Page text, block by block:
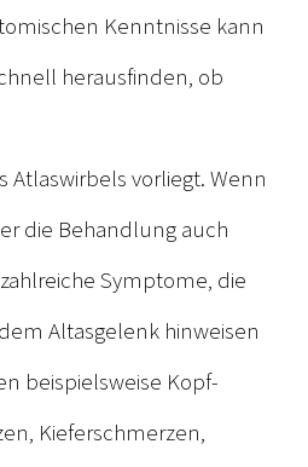
Kenntnisse kann
herausfinden, ob
vorliegt. Wenn
die Behandlung auch
Symptome, die
Altasgelenk hinweisen
beispielsweise Kopf-
Kieferschmerzen,